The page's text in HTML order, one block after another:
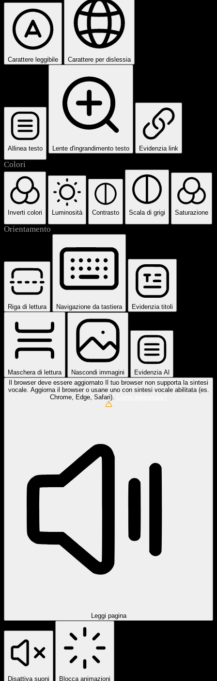
Carattere leggibile Carattere per dislessia
Allinea testo Lente d'ingrandimento testo Evidenzia link
Colori
Inverti colori Luminosità Contrasto Scala di grigi Saturazione
Orientamento
Riga di lettura Navigazione da tastiera Evidenzia titoli
Maschera di lettura Nascondi immagini
Evidenzia Al
Il browser deve essere aggiornato Il tuo browser non supporta la sintesi
vocale. Aggiorna il browser o usane uno con sintesi vocale abilitata (es.
Chrome, Edge, Safari).
Leggi pagina
Disattiva suoni Blocca animazioni